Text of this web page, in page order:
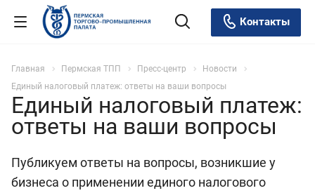
Контакты
Главная Пермская ТПП Пресс-центр
Новости
Единый налоговый платеж: ответы на ваши вопросы
Единый налоговый платеж:
ответы на ваши вопросы
Публикуем ответы на вопросы, возникшие у
бизнеса о применении единого налогового